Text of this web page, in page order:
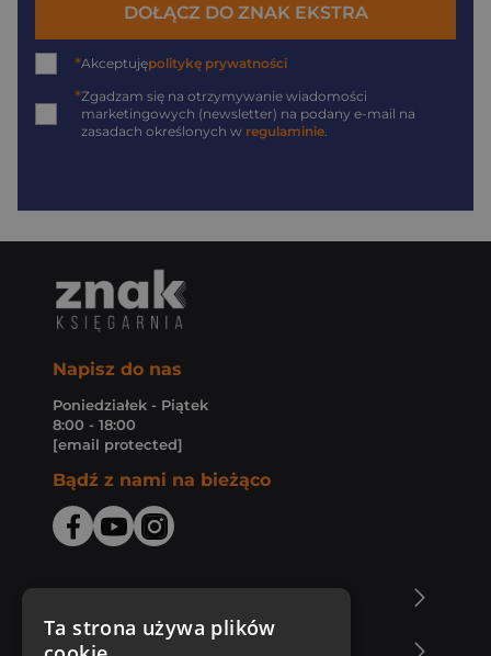
DOŁĄCZ DO ZNAK EKSTRA
*Akceptujępolitykę prywatności
*Zgadzam się na otrzymywanie wiadomości
marketingowych (newsletter) na podany e-mail na
zasadach określonych w regulaminie
Napisz do nas
Poniedziałek - Piątek
8:00 - 18:00
[email protected]
Bądź z nami na bieżąco
Ta strona używa plików